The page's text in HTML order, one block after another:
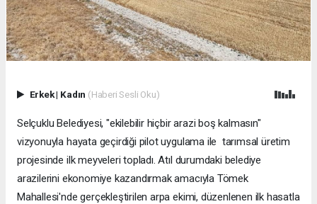
Erkek| Kadın (Haberi Sesli Oku)
Selçuklu Belediyesi, "ekilebilir hiçbir arazi boş kalmasın"
vizyonuyla hayata geçirdiği pilot uygulama ile tarımsal üretim
projesinde ilk meyveleri topladı. Atıl durumdaki belediye
arazilerini ekonomiye kazandırmak amacıyla Tömek
Mahallesi'nde gerçekleştirilen arpa ekimi, düzenlenen ilk hasatla